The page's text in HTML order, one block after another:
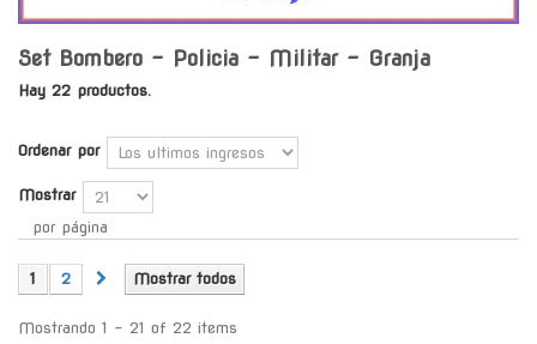
Set Bombero - Policia - Militar - Granja
Hay 22 productos.
Ordenar por
Mostrar
por página
Mostrar todos
1 2
Mostrando 1 - 21 of 22 items